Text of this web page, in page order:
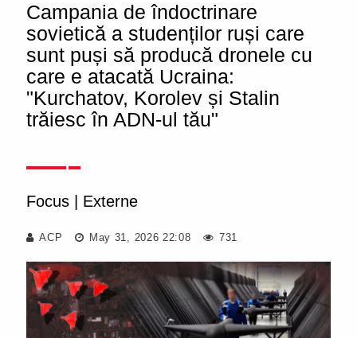
Campania de îndoctrinare
sovietică a studenților ruși care
sunt puși să producă dronele cu
care e atacată Ucraina:
"Kurchatov, Korolev și Stalin
trăiesc în ADN-ul tău"
Focus Externe
ACP May 31, 2026 22:08 731